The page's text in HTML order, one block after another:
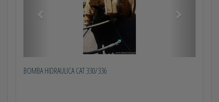
BOMBA HIDRAULICA CAT 330/336